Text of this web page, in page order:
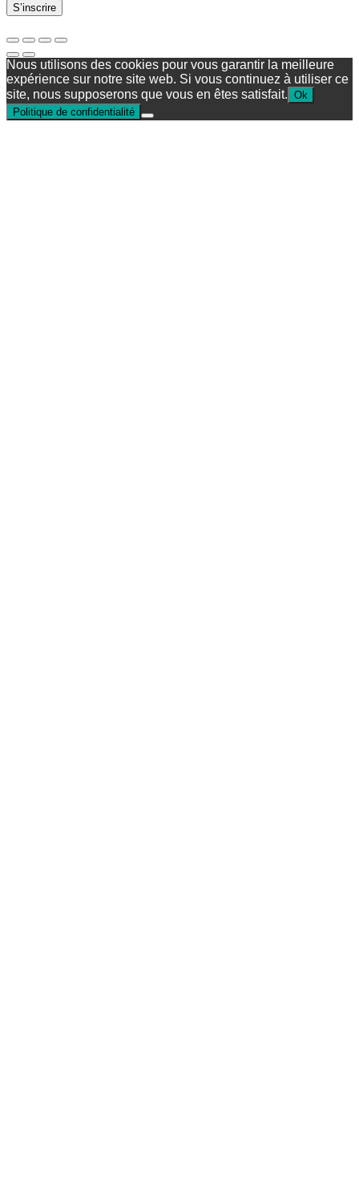
S’inscrire
Nous utilisons des cookies pour vous garantir la meilleure
expérience sur notre site web. Si vous continuez à utiliser ce
site, nous supposerons que vous en êtes satisfait. Ok
Politique de confidentialité